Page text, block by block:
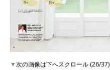
▼次の画像は下へスクロール (26/37)